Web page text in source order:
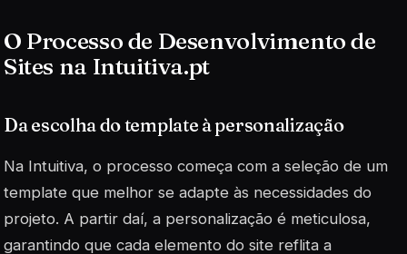
O Processo de Desenvolvimento de
Sites na Intuitiva.pt
Da escolha do template à personalização
Na Intuitiva, o processo começa com a seleção de um
template que melhor se adapte às necessidades do
projeto. A partir daí, a personalização é meticulosa,
garantindo que cada elemento do site reflita a